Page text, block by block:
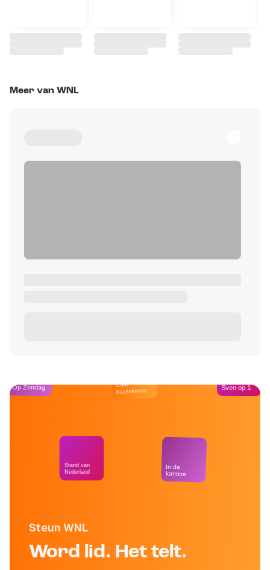
Meer van WNL
Steun WNL
Word lid. Het telt.
Op Zondag
Stand van
Nederland
Café
Kockelmann
In de
kantine
Sven op 1